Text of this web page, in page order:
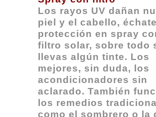
Los rayos UV dañan
piel y el cabello, échate
protección en spray
filtro solar, sobre todo
llevas algún tinte. Los
mejores, sin duda, los
acondicionadores sin
aclarado. También
los remedios
como el sombrero o la